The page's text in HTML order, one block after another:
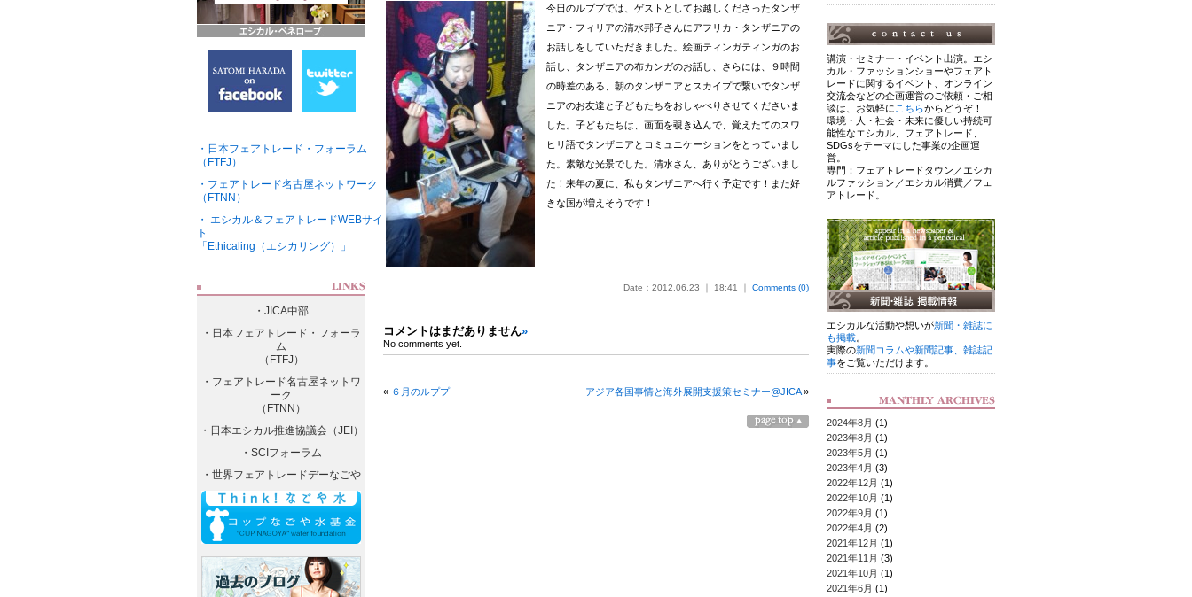
・日本フェアトレード・フォーラム
（FTFJ）
・フェアトレード名古屋ネットワーク
（FTNN）
・ エシカル＆フェアトレードWEBサイ
ト
「Ethicaling（エシカリング）」
・JICA中部
・日本フェアトレード・フォーラ
ム
（FTFJ）
・フェアトレード名古屋ネットワ
ーク
（FTNN）
・日本エシカル推進協議会（JEI）
・SCIフォーラム
・世界フェアトレードデーなごや
今日のルププでは、ゲストとしてお越しくださったタンザ
ニア・フィリアの清水邦子さんにアフリカ・タンザニアの
お話しをしていただきました。絵画ティンガティンガのお
話し、タンザニアの布カンガのお話し、さらには、９時間
の時差のある、朝のタンザニアとスカイプで繋いでタンザ
ニアのお友達と子どもたちをおしゃべりさせてくださいま
した。子どもたちは、画面を覗き込んで、覚えたてのスワ
ヒリ語でタンザニアとコミュニケーションをとっていまし
た。素敵な光景でした。清水さん、ありがとうございまし
た！来年の夏に、私もタンザニアへ行く予定です！また好
きな国が増えそうです！
Date：2012.06.23 ｜ 18:41 ｜ Comments (0)
コメントはまだありません»
No comments yet.
« ６月のルププ アジア各国事情と海外展開支援策セミナー@JICA»
講演・セミナー・イベント出演。エシ
カル・ファッションショーやフェアト
レードに関するイベント、オンライン
交流会などの企画運営のご依頼・ご相
談は、お気軽に こちらからどうぞ！
環境・人・社会・未来に優しい持続可
能性なエシカル、フェアトレード、
SDGsをテーマにした事業の企画運
営。
専門：フェアトレードタウン／エシカ
ルファッション／エシカル消費／フェ
アトレード。
エシカルな活動や想いが新聞・雑誌に
も掲載。
実際の新聞コラムや新聞記事、雑誌記
事をご覧いただけます。
2024年8月 (1)
2023年8月 (1)
2023年5月 (1)
2023年4月 (3)
2022年12月 (1)
2022年10月 (1)
2022年9月 (1)
2022年4月 (2)
2021年12月 (1)
2021年11月 (3)
2021年10月 (1)
2021年6月 (1)